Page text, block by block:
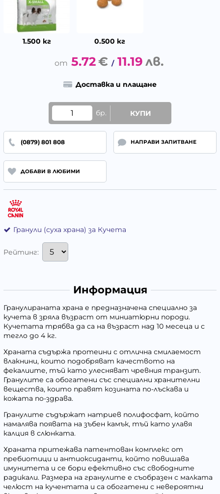
1.500 кг 0.500 кг
5.72€ / 11.19 лв.
Доставка и плащане
бр. КУПИ
(0879) 801 808 НАПРАВИ ЗАПИТВАНЕ
ДОБАВИ В ЛЮБИМИ
Гранули (суха храна) за Кучета
Рейтинг:
Информация
Гранулираната храна е предназначена специално за
кучета в зряла възраст от миниатюрни породи.
Кучетата трябва да са на възраст над 10 месеца и с
тегло до 4 кг.
Храната съдържа протеини с отлична смилаемост
влакнини, които подобряват качеството на
фекалиите, тъй като улесняват чревния транзит.
Гранулите са обогатени със специални хранителни
вещества, които правят козината по-лъскава и
кожата по-здрава.
Гранулите съдържат натриев полифосфат, който
намалява появата на зъбен камък, тъй като улавя
калция в слюнката.
Храната притежава патентован комплекс от
пребиотици и антиоксиданти, който повишава
имунитета и се бори ефективно със свободните
радикали. Размера на гранулите е съобразен с малката
челюст на кучентата и са обогатени с невероятни